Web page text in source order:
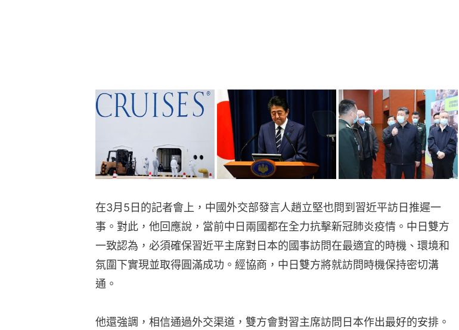
在3月5日的記者會上，中國外交部發言人趙立堅也問到習近平訪日推遲一
事。對此，他回應說，當前中日兩國都在全力抗擊新冠肺炎疫情。中日雙方
一致認為，必須確保習近平主席對日本的國事訪問在最適宜的時機、環境和
氛圍下實現並取得圓滿成功。經協商，中日雙方將就訪問時機保持密切溝
通。
他還強調，相信通過外交渠道，雙方會對習主席訪問日本作出最好的安排。